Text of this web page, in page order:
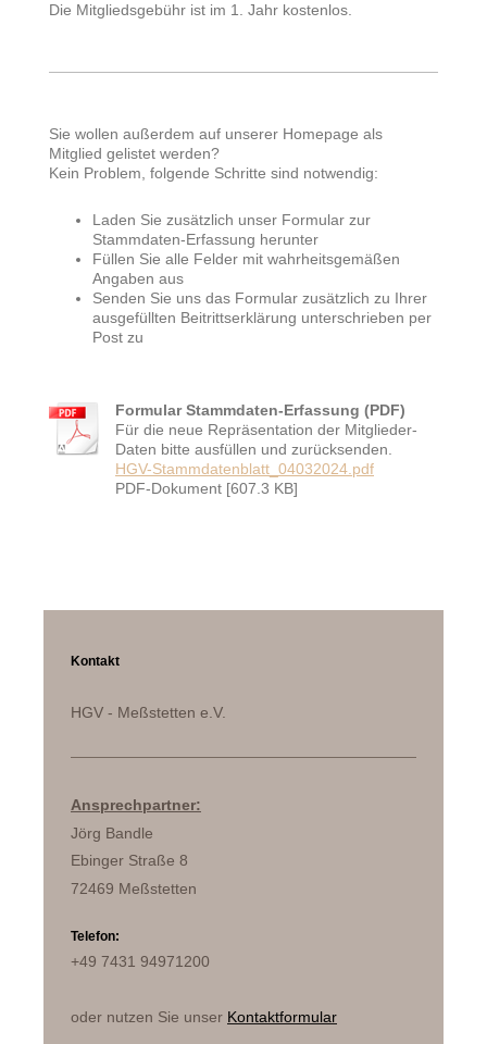
Die Mitgliedsgebühr ist im 1. Jahr kostenlos.
Sie wollen außerdem auf unserer Homepage als
Mitglied gelistet werden?
Kein Problem, folgende Schritte sind notwendig:
Laden Sie zusätzlich unser Formular zur
Stammdaten-Erfassung herunter
Füllen Sie alle Felder mit wahrheitsgemäßen
Angaben aus
Senden Sie uns das Formular zusätzlich zu Ihrer
ausgefüllten Beitrittserklärung unterschrieben per
Post zu
Formular Stammdaten-Erfassung (PDF)
Für die neue Repräsentation der Mitglieder-
Daten bitte ausfüllen und zurücksenden.
HGV-Stammdatenblatt_04032024.pdf
PDF-Dokument [607.3 KB]
Kontakt
HGV - Meßstetten e.V.
Ansprechpartner:
Jörg Bandle
Ebinger Straße 8
72469 Meßstetten
Telefon:
+49 7431 94971200
oder nutzen Sie unser Kontaktformular